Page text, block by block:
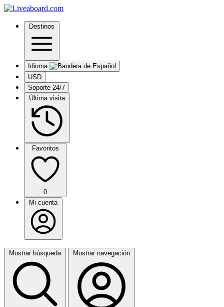
Destinos
Idioma
USD
Soporte 24/7
Última visita
Favoritos
0
Mi cuenta
Mostrar búsqueda Mostrar navegación